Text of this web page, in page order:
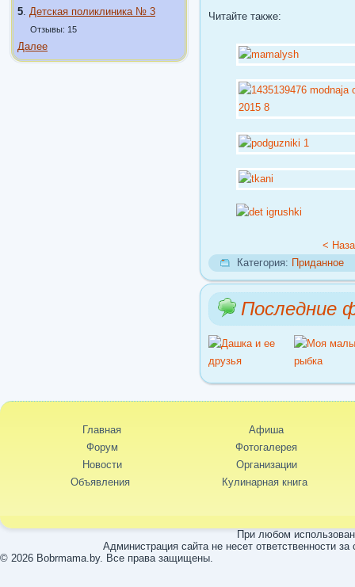
5 Детская поликлиника № 3
Отзывы: 15
Далее
Читайте также:
<
Категория: Приданное
Последние
Главная
Форум
Новости
Объявления
Афиша
Фотогалерея
Организации
Кулинарная книга
При любом
Администрация сайта не несет ответственности
© 2026 Bobrmama.by. Все права защищены.